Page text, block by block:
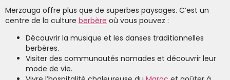
Merzouga offre plus que de superbes paysages. C’est un
centre de la culture berbère où vous pouvez :
Découvrir la musique et les danses traditionnelles
berbères.
Visiter des communautés nomades et découvrir leur
mode de vie.